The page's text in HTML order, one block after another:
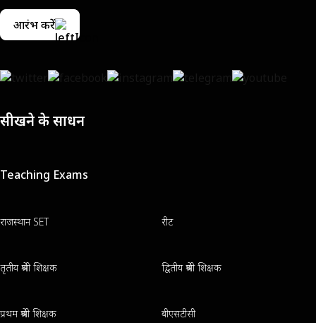
आरंभ करें
सीखने के साधन
Teaching Exams
राजस्थान SET रीट
तृतीय श्रेणी शिक्षक द्वितीय श्रेणी शिक्षक
प्रथम श्रेणी शिक्षक बीएसटीसी